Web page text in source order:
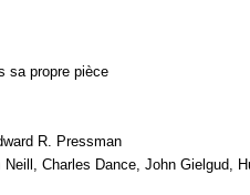
sa propre pièce
R. Pressman
Neill, Charles Dance, John Gielgud,